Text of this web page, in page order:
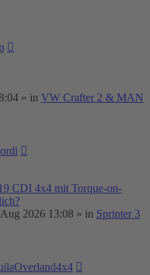
» in VW Crafter 2 & MAN
CDI 4x4 mit Torque-on-
2026 13:08 » in Sprinter 3